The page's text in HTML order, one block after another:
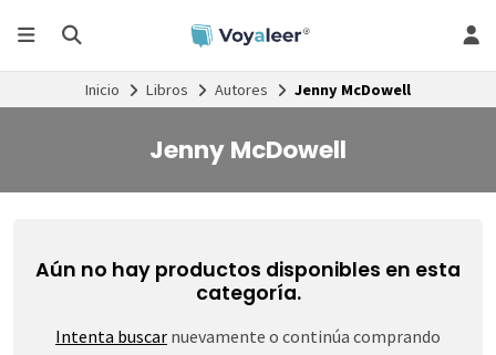
Inicio Libros Autores Jenny McDowell
Jenny McDowell
Aún no hay productos disponibles en esta
categoría.
Intenta buscar nuevamente o continúa comprando